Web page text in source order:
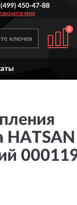
ВСЕЙ РОССИИ
450-47-88
мне
0